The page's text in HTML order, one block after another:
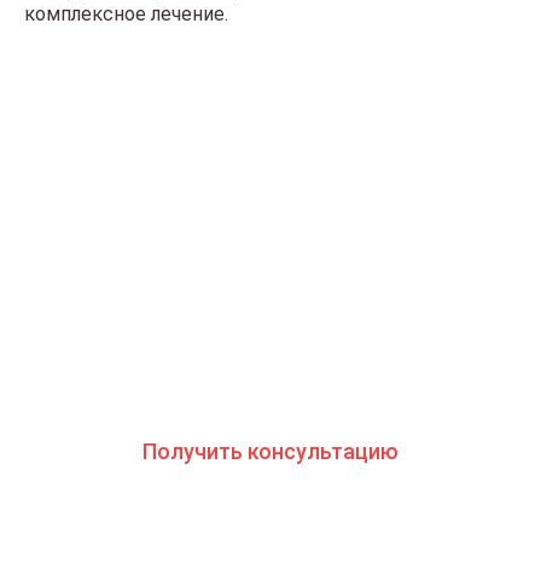
комплексное лечение.
Получить консультацию